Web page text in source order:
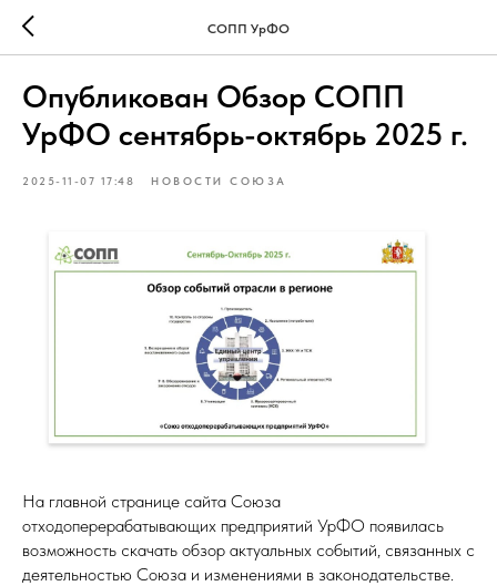
СОПП УрФО
Опубликован Обзор СОПП
УрФО сентябрь-октябрь 2025 г.
2025-11-07 17:48 НОВОСТИ СОЮЗА
На главной странице сайта Союза
отходоперерабатывающих предприятий УрФО появилась
возможность скачать обзор актуальных событий, связанных с
деятельностью Союза и изменениями в законодательстве.